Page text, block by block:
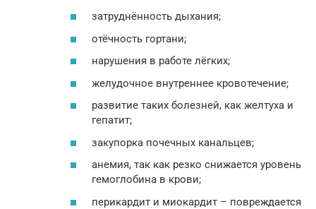
затруднённость дыхания;
отёчность гортани;
нарушения в работе лёгких;
желудочное внутреннее кровотечение;
развитие таких болезней, как желтуха и
гепатит;
закупорка почечных канальцев;
анемия, так как резко снижается уровень
гемоглобина в крови;
перикардит и миокардит – повреждается